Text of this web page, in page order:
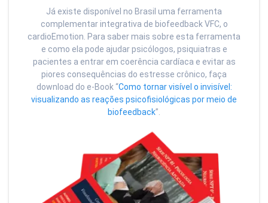
Já existe disponível no Brasil uma ferramenta
complementar integrativa de biofeedback VFC, o
cardioEmotion. Para saber mais sobre esta ferramenta
e como ela pode ajudar psicólogos, psiquiatras e
pacientes a entrar em coerência cardíaca e evitar as
piores consequências do estresse crônico, faça
download do e-Book “Como tornar visível o invisível:
visualizando as reações psicofisiológicas por meio de
biofeedback”.